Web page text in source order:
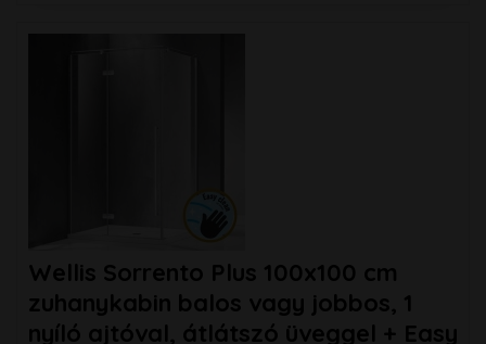
Wellis Sorrento Plus 100x100 cm
zuhanykabin balos vagy jobbos, 1
nyíló ajtóval, átlátszó üveggel + Easy